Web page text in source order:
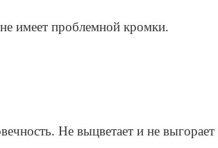
имеет проблемной кромки.
Не выцветает и не выгорает